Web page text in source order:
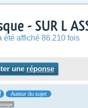
- SUR L
été affiché 86.210 fois
une réponse
Auteur du sujet